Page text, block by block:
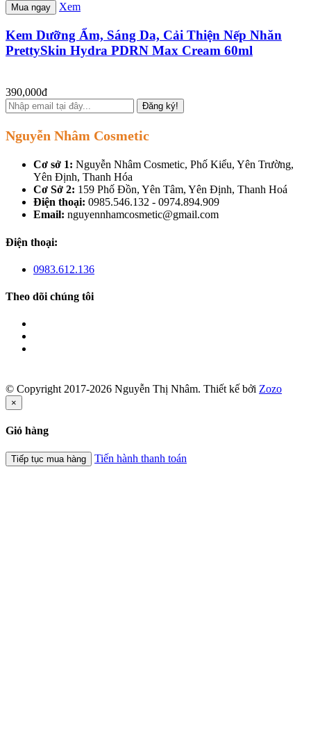
Mua ngay Xem
Kem Dưỡng Ẩm, Sáng Da, Cải Thiện Nếp Nhăn
PrettySkin Hydra PDRN Max Cream 60ml
390,000đ
Đăng ký!
Nguyễn Nhâm Cosmetic
Cơ sở 1: Nguyễn Nhâm Cosmetic, Phố Kiểu, Yên Trường,
Yên Định, Thanh Hóa
Cơ Sở 2: 159 Phố Đồn, Yên Tâm, Yên Định, Thanh Hoá
Điện thoại: 0985.546.132 - 0974.894.909
Email: nguyennhamcosmetic@gmail.com
Điện thoại:
0983.612.136
Theo dõi chúng tôi
© Copyright 2017-2026 Nguyễn Thị Nhâm. Thiết kế bởi Zozo
×
Giỏ hàng
Tiếp tục mua hàng Tiến hành thanh toán